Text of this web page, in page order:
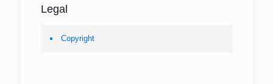
Legal
Copyright